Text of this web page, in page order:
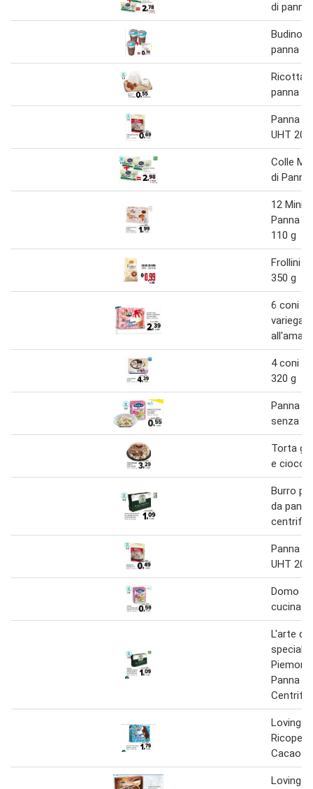
di panna
Budino
panna
Ricotta
panna
Panna
UHT
Colle
di Panna
12 Mini
Panna e
110 g
Frollini
350 g
6 coni
variegati
4 coni
320 g
Panna
senza
Torta
e
Burro
da
Panna
UHT
Domo -
cucina
L'arte
Panna
Loving 8
Cacao
Loving